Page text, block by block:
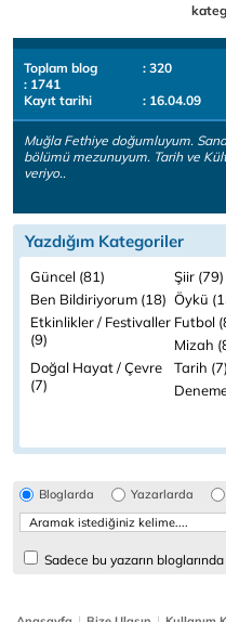
Toplam blog
: 320
: 1741
Kayıt tarihi
: 16.04.09
Muğla Fethiye doğumluyum.
bölümü mezunuyum. Tarih ve
veriyo..
Yazdığım Kategoriler
Güncel (81)
Şiir (79)
Ben Bildiriyorum (18) Öykü
Etkinlikler / Festivaller
(9)
Futbol
Mizah
Doğal Hayat / Çevre
(7)
Tarih (7)
Bloglarda Yazarlarda
Sadece bu yazarın